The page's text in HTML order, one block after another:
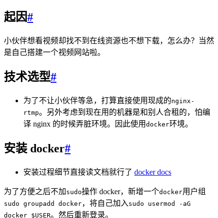
起因#
小伙伴想看视频却找不到在线资源也不想下载，怎么办？当然
是自己搭建一个视频网站啦。
技术选型#
为了不让小伙伴等急，打算直接使用现成的nginx-
rtmp。另外考虑到现在用的机器是和别人合租的，怕编
译 nginx 的时候弄脏环境。因此使用 docker环境。
安装 docker#
安装过程细节直接读文档就行了 docker docs
为了方便之后不加 sudo操作 docker，新增一个docker用户组
sudo groupadd docker，将自己加入 sudo usermod -aG
docker $USER。然后重新登录。